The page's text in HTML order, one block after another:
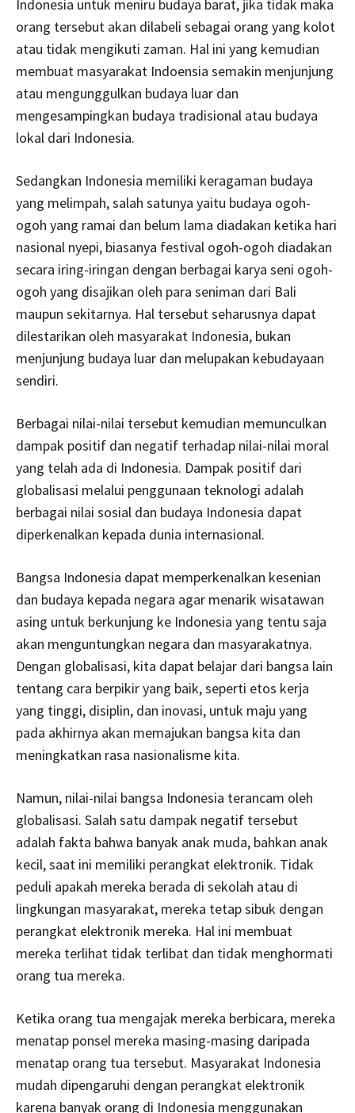
Indonesia untuk meniru budaya barat, jika tidak maka
orang tersebut akan dilabeli sebagai orang yang kolot
atau tidak mengikuti zaman. Hal ini yang kemudian
membuat masyarakat Indoensia semakin menjunjung
atau mengunggulkan budaya luar dan
mengesampingkan budaya tradisional atau budaya
lokal dari Indonesia.
Sedangkan Indonesia memiliki keragaman budaya
yang melimpah, salah satunya yaitu budaya ogoh-
ogoh yang ramai dan belum lama diadakan ketika hari
nasional nyepi, biasanya festival ogoh-ogoh diadakan
secara iring-iringan dengan berbagai karya seni ogoh-
ogoh yang disajikan oleh para seniman dari Bali
maupun sekitarnya. Hal tersebut seharusnya dapat
dilestarikan oleh masyarakat Indonesia, bukan
menjunjung budaya luar dan melupakan kebudayaan
sendiri.
Berbagai nilai-nilai tersebut kemudian memunculkan
dampak positif dan negatif terhadap nilai-nilai moral
yang telah ada di Indonesia. Dampak positif dari
globalisasi melalui penggunaan teknologi adalah
berbagai nilai sosial dan budaya Indonesia dapat
diperkenalkan kepada dunia internasional.
Bangsa Indonesia dapat memperkenalkan kesenian
dan budaya kepada negara agar menarik wisatawan
asing untuk berkunjung ke Indonesia yang tentu saja
akan menguntungkan negara dan masyarakatnya.
Dengan globalisasi, kita dapat belajar dari bangsa lain
tentang cara berpikir yang baik, seperti etos kerja
yang tinggi, disiplin, dan inovasi, untuk maju yang
pada akhirnya akan memajukan bangsa kita dan
meningkatkan rasa nasionalisme kita.
Namun, nilai-nilai bangsa Indonesia terancam oleh
globalisasi. Salah satu dampak negatif tersebut
adalah fakta bahwa banyak anak muda, bahkan anak
kecil, saat ini memiliki perangkat elektronik. Tidak
peduli apakah mereka berada di sekolah atau di
lingkungan masyarakat, mereka tetap sibuk dengan
perangkat elektronik mereka. Hal ini membuat
mereka terlihat tidak terlibat dan tidak menghormati
orang tua mereka.
Ketika orang tua mengajak mereka berbicara, mereka
menatap ponsel mereka masing-masing daripada
menatap orang tua tersebut. Masyarakat Indonesia
mudah dipengaruhi dengan perangkat elektronik
karena banyak orang di Indonesia menggunakan